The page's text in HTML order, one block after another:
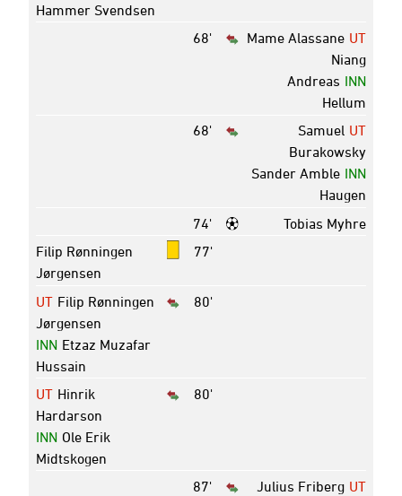
Hammer Svendsen
68'
UT
Mame Alassane
Niang
INN
Andreas
Hellum
68'
UT
Samuel
Burakowsky
INN
Sander Amble
Haugen
74'
Tobias Myhre
77'
Filip Rønningen
Jørgensen
80'
UT Filip Rønningen
Jørgensen
INN Etzaz Muzafar
Hussain
80'
UT Hinrik
Hardarson
INN Ole Erik
Midtskogen
87'
UT
Julius Friberg